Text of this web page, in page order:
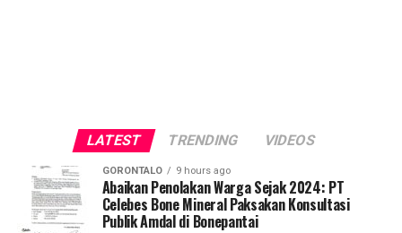
LATEST TRENDING VIDEOS
GORONTALO 9 hours ago
Abaikan Penolakan Warga Sejak 2024: PT
Celebes Bone Mineral Paksakan Konsultasi
Publik Amdal di Bonepantai